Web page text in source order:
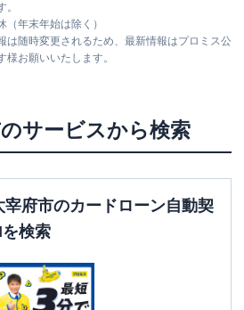
福岡県太宰府市高雄１丁目３６８０-１
レイク 【2026/3/17閉店】3号太宰府高雄
曜：9:00-21:00
日：-
曜：-
祝：-
年末年始は除く）
は随時変更されるため、最新情報はプロミス公
お願いいたします。
のサービスから検索
府市のカードローン自動契
検索